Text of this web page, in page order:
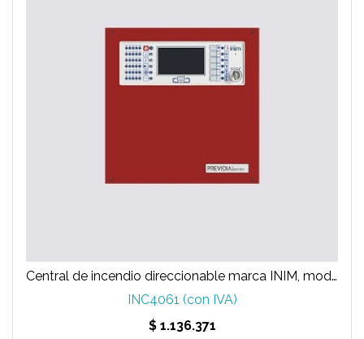
Central de incendio direccionable marca INIM, modelo PREVIDIA-C100SR
INC4061 (con IVA)
$ 1.136.371